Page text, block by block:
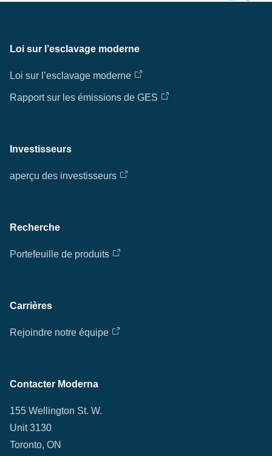
Loi sur l’esclavage moderne
Loi sur l’esclavage moderne
Rapport sur les émissions de GES
Investisseurs
aperçu des investisseurs
Recherche
Portefeuille de produits
Carrières
Rejoindre notre équipe
Contacter Moderna
155 Wellington St. W.
Unit 3130
Toronto, ON